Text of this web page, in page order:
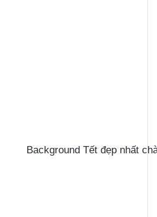
Background Tết đẹp nhất